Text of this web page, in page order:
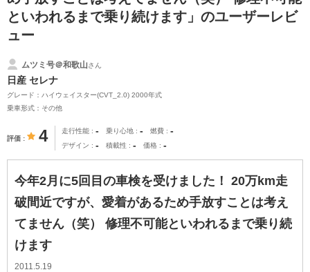
といわれるまで乗り続けます」のユーザーレビ
ュー
ムツミ号＠和歌山さん
日産 セレナ
グレード：ハイウェイスター(CVT_2.0) 2000年式
乗車形式：その他
評価 4 走行性能 - 乗り心地 - 燃費 -
デザイン - 積載性 - 価格 -
今年2月に5回目の車検を受けました！ 20万km走
破間近ですが、愛着があるため手放すことは考え
てません（笑） 修理不可能といわれるまで乗り続
けます
2011.5.19